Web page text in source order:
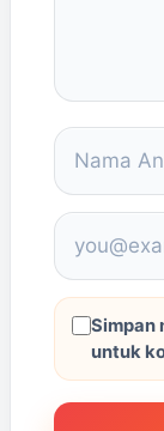
Simpan
untuk